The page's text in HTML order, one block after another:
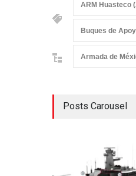
ARM Huasteco
Buques de
Armada de
Posts Carousel